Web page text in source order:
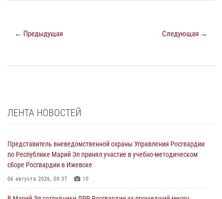
← Предыдущая Следующая →
ЛЕНТА НОВОСТЕЙ
Представитель вневедомственной охраны Управления Росгвардии
по Республике Марий Эл принял участие в учебно-методическом
сборе Росгвардии в Ижевске
06 августа 2026, 09:37 10